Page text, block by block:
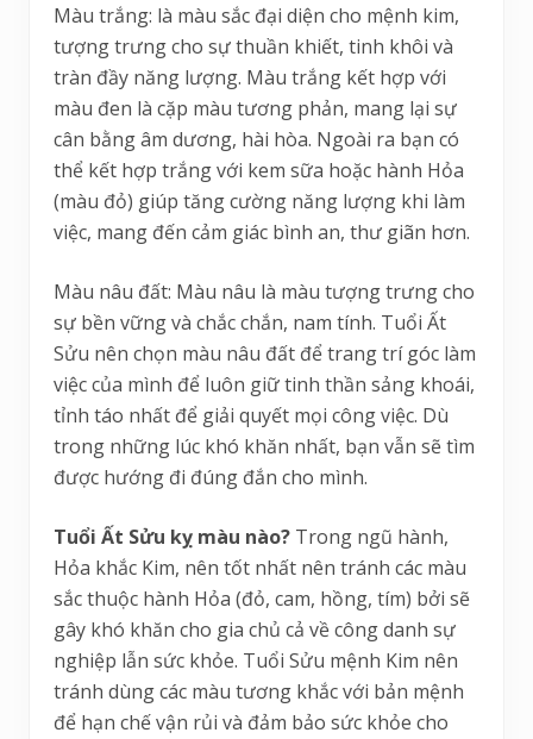
Màu trắng: là màu sắc đại diện cho mệnh kim,
tượng trưng cho sự thuần khiết, tinh khôi và
tràn đầy năng lượng. Màu trắng kết hợp với
màu đen là cặp màu tương phản, mang lại sự
cân bằng âm dương, hài hòa. Ngoài ra bạn có
thể kết hợp trắng với kem sữa hoặc hành Hỏa
(màu đỏ) giúp tăng cường năng lượng khi làm
việc, mang đến cảm giác bình an, thư giãn hơn.
Màu nâu đất: Màu nâu là màu tượng trưng cho
sự bền vững và chắc chắn, nam tính. Tuổi Ất
Sửu nên chọn màu nâu đất để trang trí góc làm
việc của mình để luôn giữ tinh thần sảng khoái,
tỉnh táo nhất để giải quyết mọi công việc. Dù
trong những lúc khó khăn nhất, bạn vẫn sẽ tìm
được hướng đi đúng đắn cho mình.
Tuổi Ất Sửu kỵ màu nào? Trong ngũ hành,
Hỏa khắc Kim, nên tốt nhất nên tránh các màu
sắc thuộc hành Hỏa (đỏ, cam, hồng, tím) bởi sẽ
gây khó khăn cho gia chủ cả về công danh sự
nghiệp lẫn sức khỏe. Tuổi Sửu mệnh Kim nên
tránh dùng các màu tương khắc với bản mệnh
để hạn chế vận rủi và đảm bảo sức khỏe cho